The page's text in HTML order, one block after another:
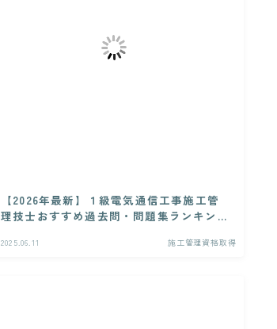
【2026年最新】１級電気通信工事施工管
理技士おすすめ過去問・問題集ランキン
2025.06.11 施工管理資格取得